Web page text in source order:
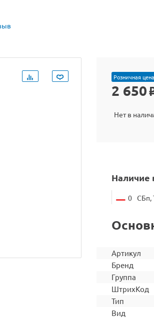
Розничная цена
2 650
Нет в
Наличие
0 СБп,
Артикул
Бренд
Группа
ШтрихКод
Тип
Вид